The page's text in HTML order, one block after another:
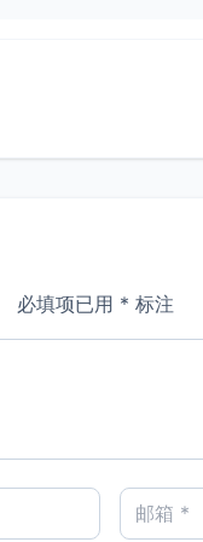
必填项已用 * 标注